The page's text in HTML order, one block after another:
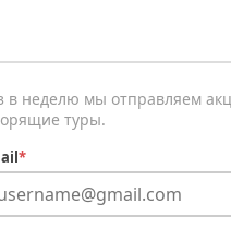
в неделю мы отправляем
туры.
*